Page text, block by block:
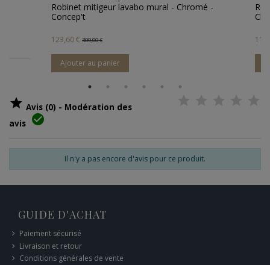
Robinet mélangeur lavabo mural -
Chromé - Concep't
115,60 €
Ajouter au panier
 Avis (0) - Modération des
avis 
Il n'y a pas encore d'avis pour ce produit.
GUIDE D'ACHAT
Paiement sécurisé
Livraison et retour
Conditions générales de vente